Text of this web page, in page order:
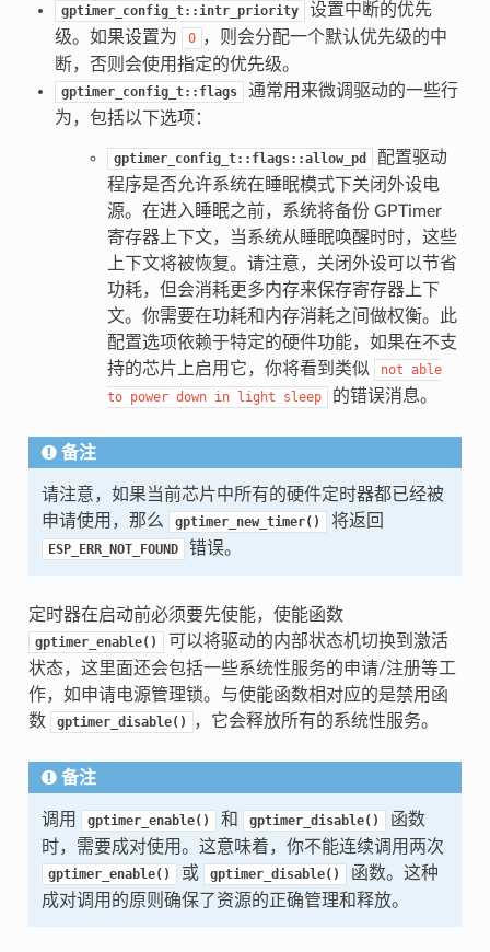
gptimer_config_t::intr_priority
设置中断的优先
级。如果设置为
0 ，则会分配一个默认优先级的中
断，否则会使用指定的优先级。
gptimer_config_t::flags
通常用来微调驱动的一些行
为，包括以下选项：
gptimer_config_t::flags::allow_pd
配置驱动
程序是否允许系统在睡眠模式下关闭外设电
源。在进入睡眠之前，系统将备份 GPTimer
寄存器上下文，当系统从睡眠唤醒时时，这些
上下文将被恢复。请注意，关闭外设可以节省
功耗，但会消耗更多内存来保存寄存器上下
文。你需要在功耗和内存消耗之间做权衡。此
配置选项依赖于特定的硬件功能，如果在不支
持的芯片上启用它，你将看到类似
not able
to power down in light sleep 的错误消息。
备注
请注意，如果当前芯片中所有的硬件定时器都已经被
申请使用，那么
gptimer_new_timer() 将返回
ESP_ERR_NOT_FOUND 错误。
定时器在启动前必须要先使能，使能函数
gptimer_enable()
可以将驱动的内部状态机切换到激活
状态，这里面还会包括一些系统性服务的申请/注册等工
作，如申请电源管理锁。与使能函数相对应的是禁用函
数
gptimer_disable() ，它会释放所有的系统性服务。
备注
调用 gptimer_enable() 和 gptimer_disable()
函数
时，需要成对使用。这意味着，你不能连续调用两次
gptimer_enable() 或 gptimer_disable()
函数。这种
成对调用的原则确保了资源的正确管理和释放。